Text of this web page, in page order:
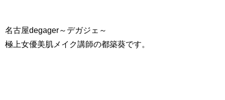
名古屋degager～デガジェ～
極上女優美肌メイク講師の都築葵です。